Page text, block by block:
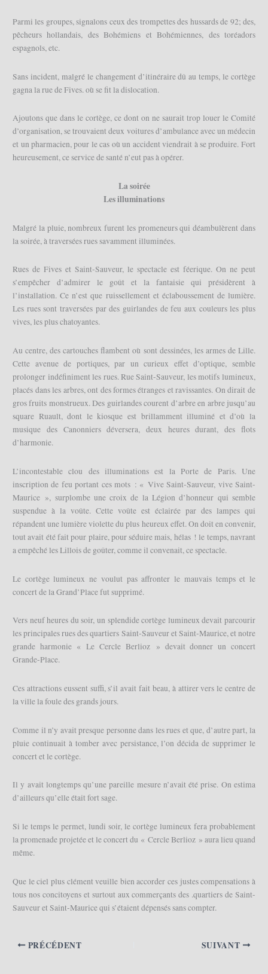
Parmi les groupes, signalons ceux des trompettes des hussards de 92; des,
pêcheurs hollandais, des Bohémiens et Bohémiennes, des toréadors
espagnols, etc.
Sans incident, malgré le changement d’itinéraire dû au temps, le cortège
gagna la rue de Fives. où se fit la dislocation.
Ajoutons que dans le cortège, ce dont on ne saurait trop louer le Comité
d’organisation, se trouvaient deux voitures d’ambulance avec un médecin
et un pharmacien, pour le cas où un accident viendrait à se produire. Fort
heureusement, ce service de santé n’eut pas à opérer.
La soirée
Les illuminations
Malgré la pluie, nombreux furent les promeneurs qui déambulèrent dans
la soirée, à traversées rues savamment illuminées.
Rues de Fives et Saint-Sauveur, le spectacle est féerique. On ne peut
s’empêcher d’admirer le goût et la fantaisie qui présidèrent à
l’installation. Ce n’est que ruissellement et éclaboussement de lumière.
Les rues sont traversées par des guirlandes de feu aux couleurs les plus
vives, les plus chatoyantes.
Au centre, des cartouches flambent où sont dessinées, les armes de Lille.
Cette avenue de portiques, par un curieux effet d’optique, semble
prolonger indéfiniment les rues. Rue Saint-Sauveur, les motifs lumineux,
placés dans les arbres, ont des formes étranges et ravissantes. On dirait de
gros fruits monstrueux. Des guirlandes courent d’arbre en arbre jusqu’au
square Ruault, dont le kiosque est brillamment illuminé et d’où la
musique des Canonniers déversera, deux heures durant, des flots
d’harmonie.
L’incontestable clou des illuminations est la Porte de Paris. Une
inscription de feu portant ces mots : « Vive Saint-Sauveur, vive Saint-
Maurice », surplombe une croix de la Légion d’honneur qui semble
suspendue à la voûte. Cette voûte est éclairée par des lampes qui
répandent une lumière violette du plus heureux effet. On doit en convenir,
tout avait été fait pour plaire, pour séduire mais, hélas ! le temps, navrant
a empêché les Lillois de goûter, comme il convenait, ce spectacle.
Le cortège lumineux ne voulut pas affronter le mauvais temps et le
concert de la Grand’Place fut supprimé.
Vers neuf heures du soir, un splendide cortège lumineux devait parcourir
les principales rues des quartiers Saint-Sauveur et Saint-Maurice, et notre
grande harmonie « Le Cercle Berlioz » devait donner un concert
Grande-Place.
Ces attractions eussent suffi, s’il avait fait beau, à attirer vers le centre de
la ville la foule des grands jours.
Comme il n’y avait presque personne dans les rues et que, d’autre part, la
pluie continuait à tomber avec persistance, l’on décida de supprimer le
concert et le cortège.
Il y avait longtemps qu’une pareille mesure n’avait été prise. On estima
d’ailleurs qu’elle était fort sage.
Si le temps le permet, lundi soir, le cortège lumineux fera probablement
la promenade projetée et le concert du « Cercle Berlioz » aura lieu quand
même.
Que le ciel plus clément veuille bien accorder ces justes compensations à
tous nos concitoyens et surtout aux commerçants des .quartiers de Saint-
Sauveur et Saint-Maurice qui s’étaient dépensés sans compter.
PRÉCÉDENT SUIVANT